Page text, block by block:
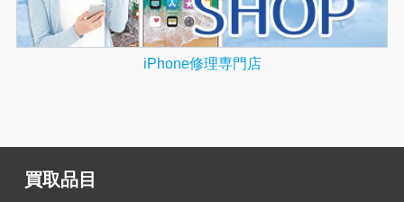
iPhone修理専門店
買取品目